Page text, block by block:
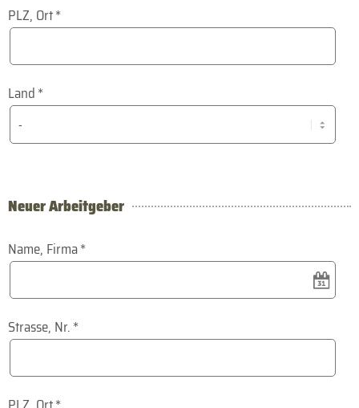
PLZ, Ort*
Land*
Neuer Arbeitgeber
Name, Firma*
Strasse, Nr.*